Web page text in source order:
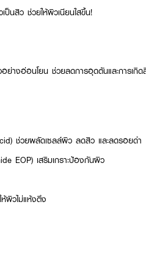
ป็นสิว ช่วยให้ผิวเนียนใสขึ้น!
งอ่อนโยน ช่วยลดการอุดตันและการเกิดสิ
ช่วยผลัดเซลล์ผิว ลดสิว และลดรอยดำ
EOP) เสริมเกราะป้องกันผิว
ผิวไม่แห้งตึง